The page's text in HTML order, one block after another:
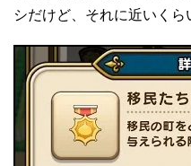
シだけど、それに近いくら